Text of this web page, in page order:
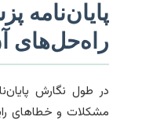
پایان‌نامه
راه‌حل‌های
در طول نگارش
مشکلات و خطاهای